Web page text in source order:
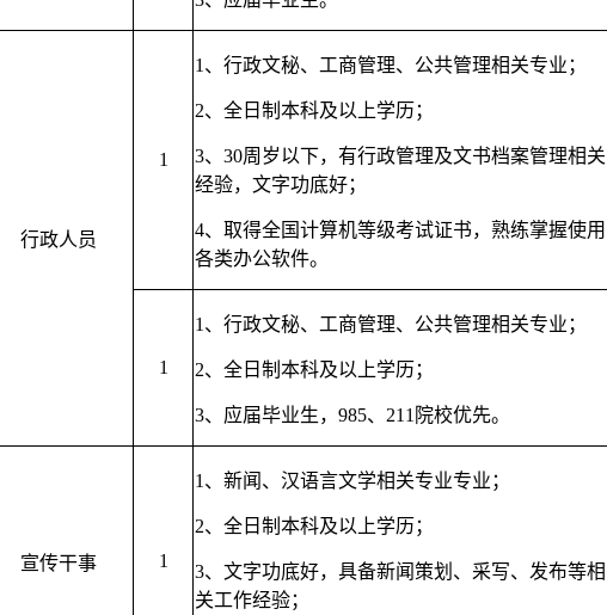
行政人员
1
1、 行政文秘、工商管理、公共管理相关专业 ；
2、 全日制本科及以上学历；
3、 30周岁以下，有行政管理及文书档案管理相关
经验，文字功底好；
4、 取得全国计算机等级考试证书，熟练掌握使用
各类办公软件。
1
1、 行政文秘、工商管理、公共管理相关专业 ；
2、 全日制本科及以上学历；
3、 应届毕业生，985、211院校优先。
宣传干事 1
1、 新闻、汉语言文学相关专业专业 ；
2、 全日制本科及以上学历；
3、 文字功底好，具备新闻策划、采写、发布等相
关工作经验；